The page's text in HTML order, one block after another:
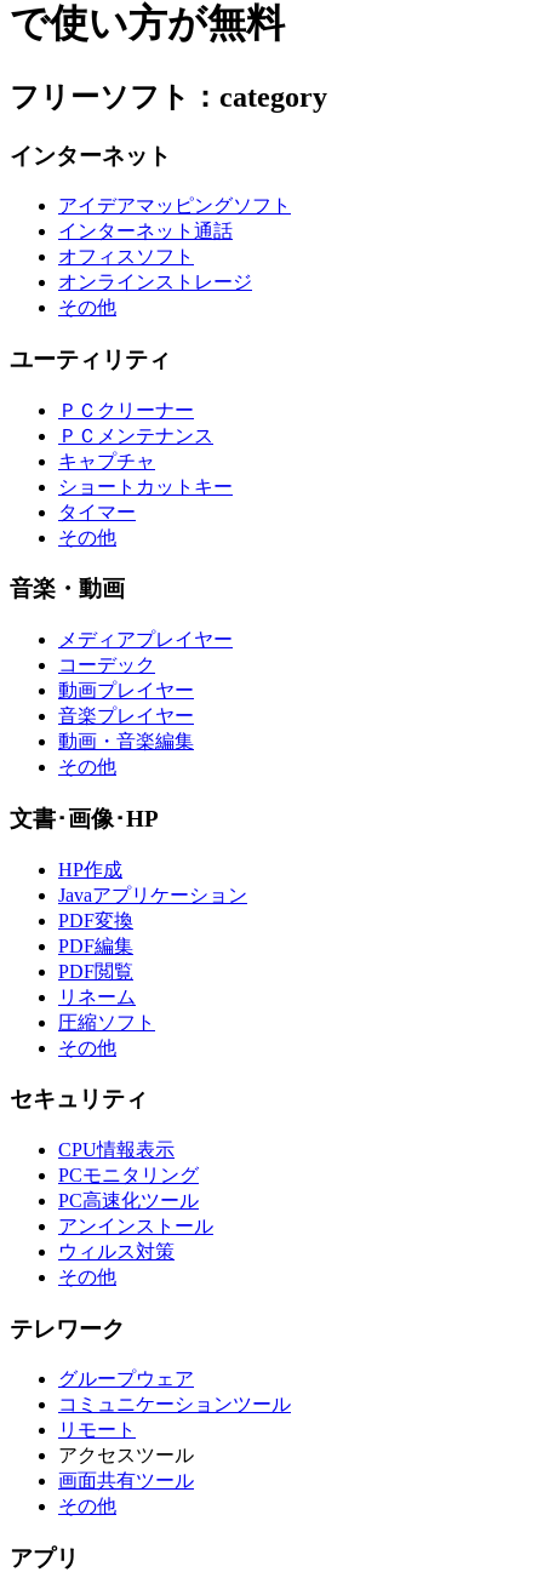
で使い方が無料
フリーソフト：category
インターネット
アイデアマッピングソフト
インターネット通話
オフィスソフト
オンラインストレージ
その他
ユーティリティ
ＰＣクリーナー
ＰＣメンテナンス
キャプチャ
ショートカットキー
タイマー
その他
音楽・動画
メディアプレイヤー
コーデック
動画プレイヤー
音楽プレイヤー
動画・音楽編集
その他
文書･画像･HP
HP作成
Javaアプリケーション
PDF変換
PDF編集
PDF閲覧
リネーム
圧縮ソフト
その他
セキュリティ
CPU情報表示
PCモニタリング
PC高速化ツール
アンインストール
ウィルス対策
その他
テレワーク
グループウェア
コミュニケーションツール
リモート
アクセスツール
画面共有ツール
その他
アプリ